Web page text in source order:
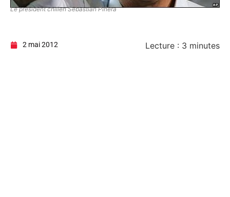
Le président chilien Sebastián Piñera
2 mai 2012 Lecture : 3 minutes